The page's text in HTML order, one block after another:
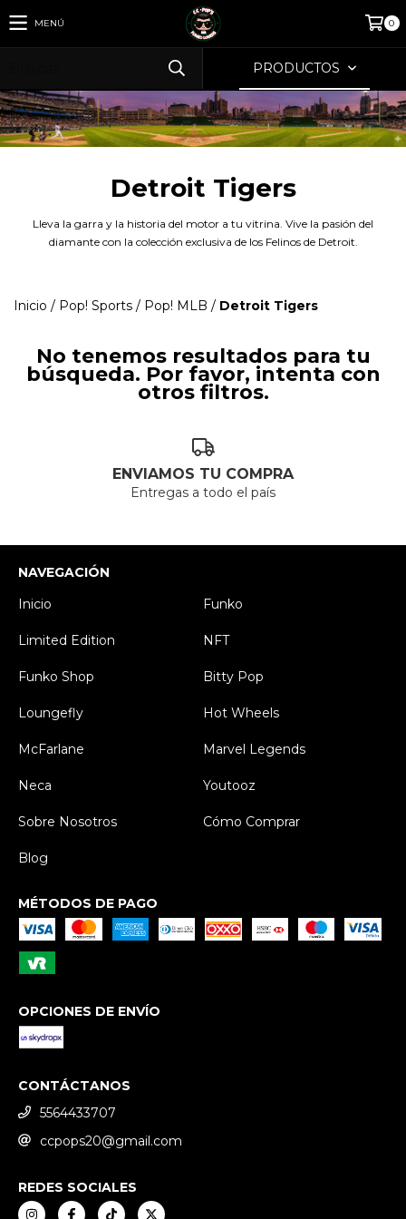
MENÚ 0
PRODUCTOS
Detroit Tigers
Lleva la garra y la historia del motor a tu vitrina. Vive la pasión del
diamante con la colección exclusiva de los Felinos de Detroit.
Inicio / Pop! Sports / Pop! MLB / Detroit Tigers
No tenemos resultados para tu
búsqueda. Por favor, intenta con
otros filtros.
ENVIAMOS TU COMPRA
Entregas a todo el país
NAVEGACIÓN
Inicio
Funko
Limited Edition NFT
Funko Shop Bitty Pop
Loungefly Hot Wheels
McFarlane Marvel Legends
Neca Youtooz
Sobre Nosotros Cómo Comprar
Blog
MÉTODOS DE PAGO
OPCIONES DE ENVÍO
CONTÁCTANOS
5564433707
ccpops20@gmail.com
REDES SOCIALES